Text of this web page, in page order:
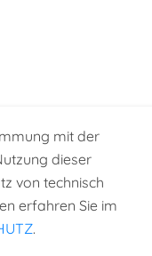
mit der
dieser
von technisch
erfahren Sie im
.